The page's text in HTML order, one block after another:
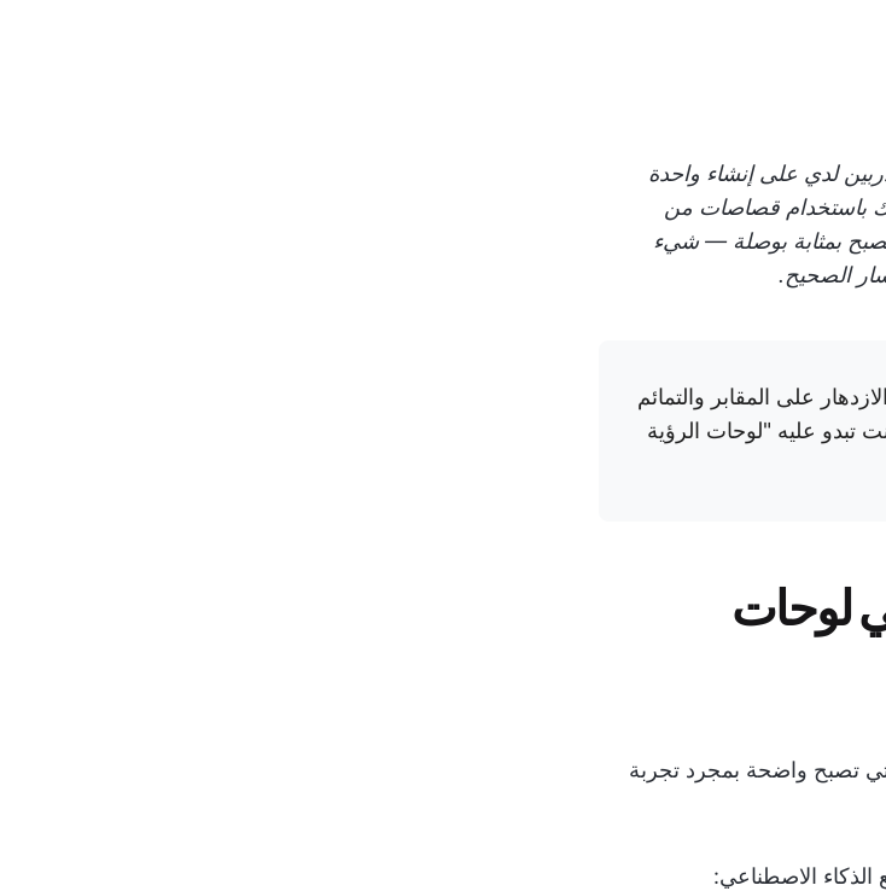
لدي على إنشاء واحدة
باستخدام قصاصات من
بمثابة بوصلة — شيء
الصحيح.
على المقابر والتمائم
تبدو عليه "لوحات الرؤية
لوحات
تصبح واضحة بمجرد تجربة